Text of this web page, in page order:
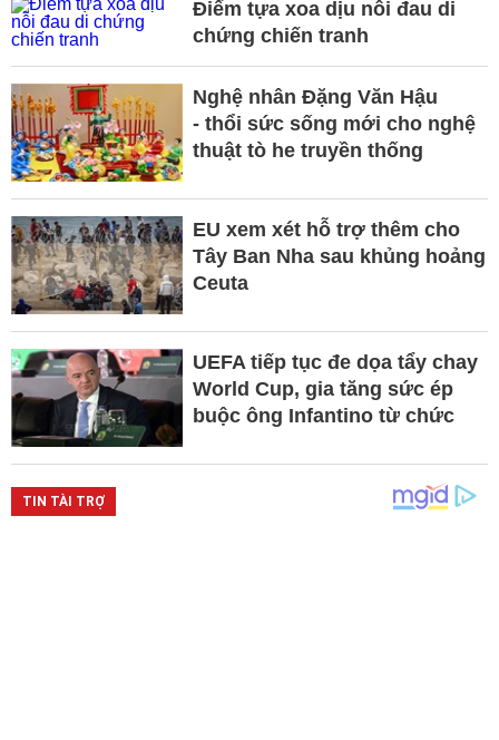
Điểm tựa xoa dịu nỗi đau di
chứng chiến tranh
Nghệ nhân Đặng Văn Hậu
- thổi sức sống mới cho nghệ
thuật tò he truyền thống
EU xem xét hỗ trợ thêm cho
Tây Ban Nha sau khủng hoảng
Ceuta
UEFA tiếp tục đe dọa tẩy chay
World Cup, gia tăng sức ép
buộc ông Infantino từ chức